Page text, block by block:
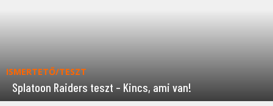
ISMERTETŐ/TESZT
Splatoon Raiders teszt – Kincs, ami van!